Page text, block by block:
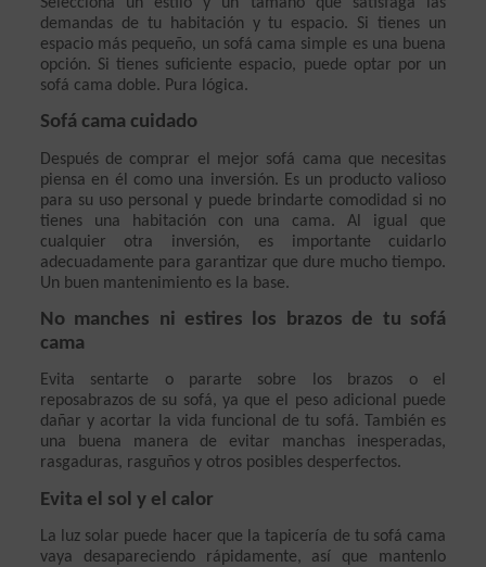
demandas de tu habitación y tu espacio. Si tienes un
espacio más pequeño, un sofá cama simple es una buena
opción. Si tienes suficiente espacio, puede optar por un
sofá cama doble. Pura lógica.
Sofá cama cuidado
Después de comprar el mejor sofá cama que necesitas
piensa en él como una inversión. Es un producto valioso
para su uso personal y puede brindarte comodidad si no
tienes una habitación con una cama. Al igual que
cualquier otra inversión, es importante cuidarlo
adecuadamente para garantizar que dure mucho tiempo.
Un buen mantenimiento es la base.
No manches ni estires los brazos de tu sofá
cama
Evita sentarte o pararte sobre los brazos o el
reposabrazos de su sofá, ya que el peso adicional puede
dañar y acortar la vida funcional de tu sofá. También es
una buena manera de evitar manchas inesperadas,
rasgaduras, rasguños y otros posibles desperfectos.
Evita el sol y el calor
La luz solar puede hacer que la tapicería de tu sofá cama
vaya desapareciendo rápidamente, así que mantenlo